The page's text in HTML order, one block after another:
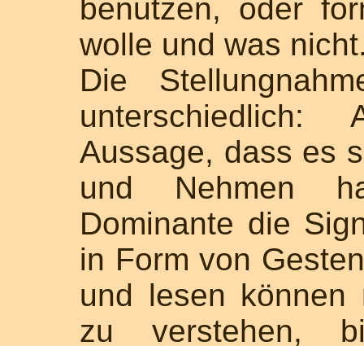
benutzen, oder
wolle und was
Die
Aussage, dass es
und Nehmen
Dominante die
in Form von
und lesen können
zu verstehen,